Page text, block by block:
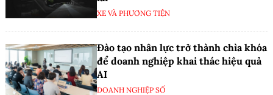
XE VÀ PHƯƠNG TIỆN
Đào tạo nhân lực trở thành chìa khóa
để doanh nghiệp khai thác hiệu quả
AI
DOANH NGHIỆP SỐ